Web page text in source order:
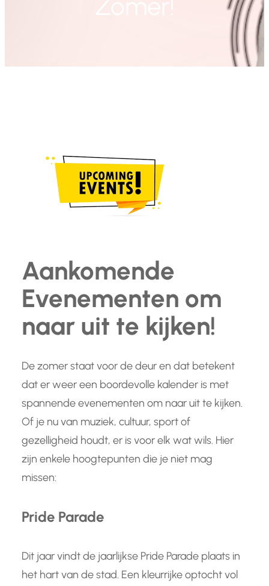
Aankomende
Evenementen om
naar uit te kijken!
De zomer staat voor de deur en dat betekent
dat er weer een boordevolle kalender is met
spannende evenementen om naar uit te kijken.
Of je nu van muziek, cultuur, sport of
gezelligheid houdt, er is voor elk wat wils. Hier
zijn enkele hoogtepunten die je niet mag
missen:
Pride Parade
Dit jaar vindt de jaarlijkse Pride Parade plaats in
het hart van de stad. Een kleurrijke optocht vol